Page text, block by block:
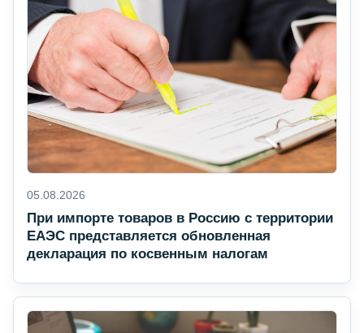
05.08.2026
При импорте товаров в Россию с территории
ЕАЭС представляется обновленная
декларация по косвенным налогам